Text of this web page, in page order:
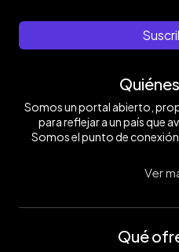
Somos un portal abierto,
para reflejar a un país que
Somos el punto de
Ver
Qué